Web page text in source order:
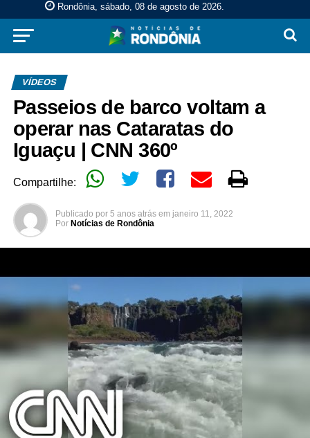
Rondônia, sábado, 08 de agosto de 2026.
VÍDEOS
Passeios de barco voltam a
operar nas Cataratas do
Iguaçu | CNN 360º
Compartilhe:
Publicado por 5 anos atrás em janeiro 11, 2022
Por Notícias de Rondônia